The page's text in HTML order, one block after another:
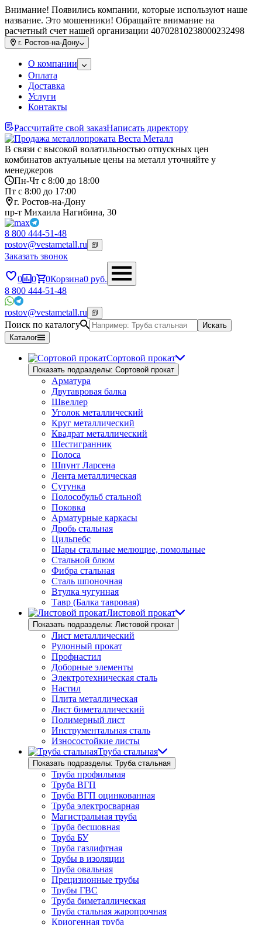
Внимание! Появились компании, которые используют наше
название. Это мошенники! Обращайте внимание на
расчетный счет нашей организации 40702810238000232498
г. Ростов-на-Дону
О компании
Оплата
Доставка
Услуги
Контакты
Рассчитайте свой заказНаписать директору
В связи с высокой волатильностью отпускных цен
комбинатов актуальные цены на металл уточняйте у
менеджеров
Пн-Чт с 8:00 до 18:00
Пт с 8:00 до 17:00
г. Ростов-на-Дону
пр-т Михаила Нагибина, 30
8 800 444-51-48
rostov@vestametall.ru
Заказать звонок
0 0 0Корзина0 руб.
8 800 444-51-48
rostov@vestametall.ru
Поиск по каталогу
Искать
Каталог
Сортовой прокат
Показать подразделы: Сортовой прокат
Арматура
Двутавровая балка
Швеллер
Уголок металлический
Круг металлический
Квадрат металлический
Шестигранник
Полоса
Шпунт Ларсена
Лента металлическая
Сутунка
Полособульб стальной
Поковка
Арматурные каркасы
Дробь стальная
Цильпебс
Шары стальные мелющие, помольные
Стальной блюм
Фибра стальная
Сталь шпоночная
Втулка чугунная
Тавр (Балка тавровая)
Листовой прокат
Показать подразделы: Листовой прокат
Лист металлический
Рулонный прокат
Профнастил
Доборные элементы
Электротехническая сталь
Настил
Плита металлическая
Лист биметаллический
Полимерный лист
Инструментальная сталь
Износостойкие листы
Труба стальная
Показать подразделы: Труба стальная
Труба профильная
Труба ВГП
Труба ВГП оцинкованная
Труба электросварная
Магистральная труба
Труба бесшовная
Труба БУ
Труба газлифтная
Трубы в изоляции
Труба овальная
Прецизионные трубы
Трубы ГВС
Труба биметаллическая
Труба стальная жаропрочная
Криогенная труба